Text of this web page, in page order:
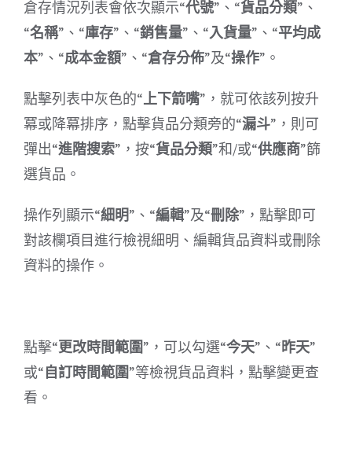
倉存情況列表會依次顯示“代號”、“貨品分類”、
“名稱”、“庫存”、“銷售量”、“入貨量”、“平均成
本”、“成本金額”、“倉存分佈”及“操作”。
點擊列表中灰色的“上下箭嘴”，就可依該列按升
冪或降冪排序，點擊貨品分類旁的“漏斗”，則可
彈出“進階搜索”，按“貨品分類”和/或“供應商”篩
選貨品。
操作列顯示“細明”、“編輯”及“刪除”，點擊即可
對該欄項目進行檢視細明、編輯貨品資料或刪除
資料的操作。
點擊“更改時間範圍”，可以勾選“今天”、“昨天”
或“自訂時間範圍”等檢視貨品資料，點擊變更查
看。